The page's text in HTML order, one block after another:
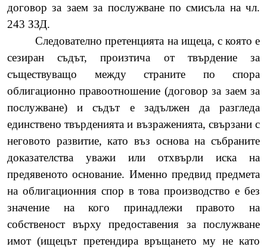
договор за заем за послужване по смисъла на чл.
243 ЗЗД.
Следователно претенцията на ищеца, с която е
сезиран съдът, произтича от твърдение за
съществуващо между страните по спора
облигационно правоотношение (договор за заем за
послужване) и съдът е задължен да разгледа
единствено твърденията и възраженията, свързани с
неговото развитие, като въз основа на събраните
доказателства уважи или отхвърли иска на
предявеното основание. Именно предвид предмета
на облигационния спор в това производство е без
значение на кого принадлежи правото на
собственост върху предоставения за послужване
имот (ищецът претендира връщането му не като